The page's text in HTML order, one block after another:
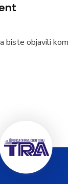
biste objavili